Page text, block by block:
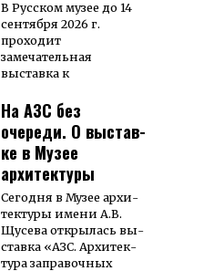
В Русском музее до 14
сентября 2026 г.
проходит
замечательная
выставка к
На АЗС без
очереди. О вы­став­
ке в Музее
архитектуры
Сегодня в Му­зее архи­­
тек­ту­ры име­­ни А.В.
Щу­сева открылась вы­
ставка «АЗС. Ар­хи­тек­
тура за­пра­вочных